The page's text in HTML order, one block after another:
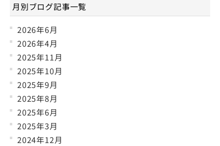
月別ブログ記事一覧
2026年6月
2026年4月
2025年11月
2025年10月
2025年9月
2025年8月
2025年6月
2025年3月
2024年12月